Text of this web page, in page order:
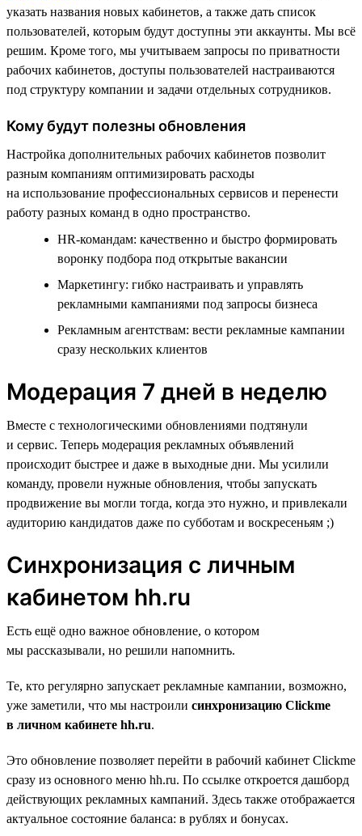
указать названия новых кабинетов, а также дать список
пользователей, которым будут доступны эти аккаунты. Мы всё
решим. Кроме того, мы учитываем запросы по приватности
рабочих кабинетов, доступы пользователей настраиваются
под структуру компании и задачи отдельных сотрудников.
Кому будут полезны обновления
Настройка дополнительных рабочих кабинетов позволит
разным компаниям оптимизировать расходы
на использование профессиональных сервисов и перенести
работу разных команд в одно пространство.
HR-командам: качественно и быстро формировать
воронку подбора под открытые вакансии
Маркетингу: гибко настраивать и управлять
рекламными кампаниями под запросы бизнеса
Рекламным агентствам: вести рекламные кампании
сразу нескольких клиентов
Модерация 7 дней в неделю
Вместе с технологическими обновлениями подтянули
и сервис. Теперь модерация рекламных объявлений
происходит быстрее и даже в выходные дни. Мы усилили
команду, провели нужные обновления, чтобы запускать
продвижение вы могли тогда, когда это нужно, и привлекали
аудиторию кандидатов даже по субботам и воскресеньям ;)
Синхронизация c личным
кабинетом hh.ru
Есть ещё одно важное обновление, о котором
мы рассказывали, но решили напомнить.
Те, кто регулярно запускает рекламные кампании, возможно,
уже заметили, что мы настроили синхронизацию Clickme
в личном кабинете hh.ru.
Это обновление позволяет перейти в рабочий кабинет Clickme
сразу из основного меню hh.ru. По ссылке откроется дашборд
действующих рекламных кампаний. Здесь также отображается
актуальное состояние баланса: в рублях и бонусах.